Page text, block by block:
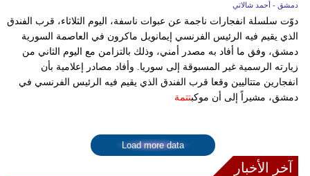
دمشق - أحمد شالاتي
دوّت سلسلة انفجارات ناجمة عن عبوات ناسفة، اليوم الثلاثاء، قرب الفندق
الذي يقيم فيه الرئيس الفرنسي إيمانويل ماكرون في العاصمة السورية
دمشق، وفق ما أفاد به مصدر أمني، وذلك بالتزامن مع اليوم الثاني من
زيارته الرسمية غير المسبوقة إلى سوريا. وأفاد مصادر إعلامية بأن
انفجارين متتاليين وقعا قرب الفندق الذي يقيم فيه الرئيس الفرنسي في
دمشق، مشيراً إلى أن موكبتتمة
Load more data
آخر الأخبار